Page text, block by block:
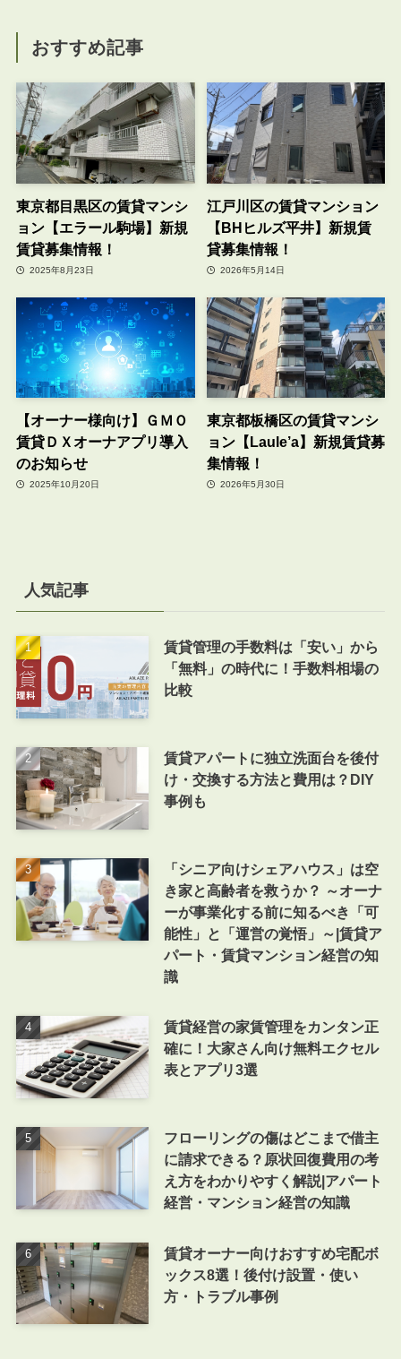
おすすめ記事
東京都目黒区の賃貸マンシ
ョン【エラール駒場】新規
賃貸募集情報！
2025年8月23日
江戸川区の賃貸マンション
【BHヒルズ平井】新規賃
貸募集情報！
2026年5月14日
【オーナー様向け】ＧＭＯ
賃貸ＤＸオーナアプリ導入
のお知らせ
2025年10月20日
東京都板橋区の賃貸マンシ
ョン【Laule’a】新規賃貸募
集情報！
2026年5月30日
人気記事
賃貸管理の手数料は「安い」から
「無料」の時代に！手数料相場の
比較
賃貸アパートに独立洗面台を後付
け・交換する方法と費用は？DIY
事例も
「シニア向けシェアハウス」は空
き家と高齢者を救うか？ ～オーナ
ーが事業化する前に知るべき「可
能性」と「運営の覚悟」～|賃貸ア
パート・賃貸マンション経営の知
識
賃貸経営の家賃管理をカンタン正
確に！大家さん向け無料エクセル
表とアプリ3選
フローリングの傷はどこまで借主
に請求できる？原状回復費用の考
え方をわかりやすく解説|アパート
経営・マンション経営の知識
賃貸オーナー向けおすすめ宅配ボ
ックス8選！後付け設置・使い
方・トラブル事例